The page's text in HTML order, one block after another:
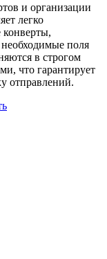
и организации
легко
конверты,
поля
в строгом
что гарантирует
отправлений.